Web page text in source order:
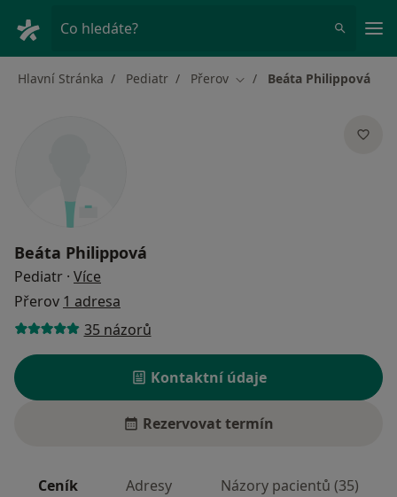
Co hledáte?
Hlavní Stránka Pediatr Přerov Změna města
Beáta Philippová
Beáta Philippová
Pediatr · Více
Přerov 1 adresa
35 názorů
Kontaktní údaje
Rezervovat termín
Ceník Adresy Názory pacientů (35)